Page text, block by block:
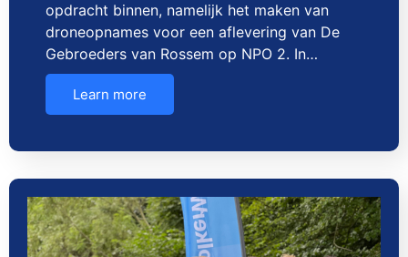
opdracht binnen, namelijk het maken van
droneopnames voor een aflevering van De
Gebroeders van Rossem op NPO 2. In…
Learn more